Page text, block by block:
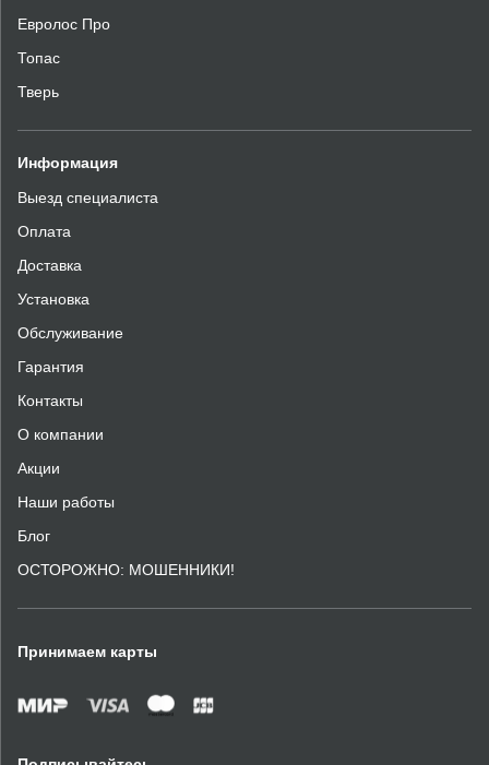
Евролос Про
Топас
Тверь
Информация
Выезд специалиста
Оплата
Доставка
Установка
Обслуживание
Гарантия
Контакты
О компании
Акции
Наши работы
Блог
ОСТОРОЖНО: МОШЕННИКИ!
Принимаем карты